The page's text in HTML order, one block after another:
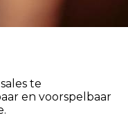
te
en voorspelbaar